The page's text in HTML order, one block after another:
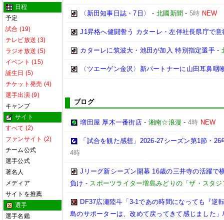
日程
予定
試合 (19)
テレビ放送 (3)
ラジオ放送 (5)
イベント (15)
誕生日 (5)
チケット発売 (4)
選手出演 (9)
キャンプ
サイト
すべて (2)
ファンサイト (2)
チーム公式
選手公式
著名人
メディア
サイトを推薦
選手
選手名鑑
〈新田知事日誌・7日〉 -北國新聞 - 5時 NEW
J1昇格へ健闘誓う カターレ・左伴社長県庁で意
カターレに筑波大・池田が加入 特別指定選手-
〈ツエーゲン金沢〉新パートナーに山田耳鼻咽
ブログ
増田屋 厚木一番街店- 湘南☆浪漫 - 4時 NEW
「試合を観た感想」2026-27シーズン第1節・
4時
Jリーグ新シーズン開幕 16歳の三井寺の活躍で
負け - スポーツライター増島みどりの「ザ・スタジ
DF37広瀬陸斗「3-1であの時間になっても『逆
島のサポーターは、改めて戻ってきて感じました